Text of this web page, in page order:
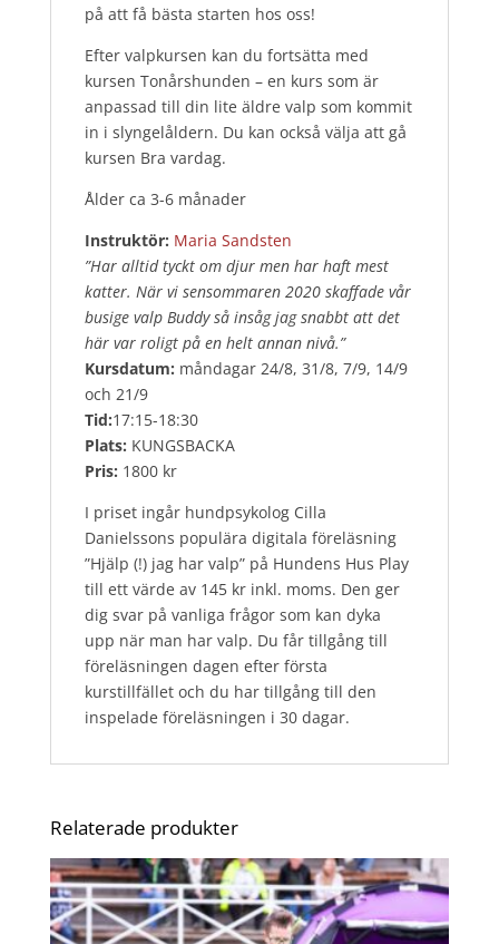
på att få bästa starten hos oss!
Efter valpkursen kan du fortsätta med
kursen Tonårshunden – en kurs som är
anpassad till din lite äldre valp som kommit
in i slyngelåldern. Du kan också välja att gå
kursen Bra vardag.
Ålder ca 3-6 månader
Instruktör: Maria Sandsten
”Har alltid tyckt om djur men har haft mest
katter. När vi sensommaren 2020 skaffade vår
busige valp Buddy så insåg jag snabbt att det
här var roligt på en helt annan nivå.”
Kursdatum: måndagar 24/8, 31/8, 7/9, 14/9
och 21/9
Tid:17:15-18:30
Plats: KUNGSBACKA
Pris: 1800 kr
I priset ingår hundpsykolog Cilla
Danielssons populära digitala föreläsning
”Hjälp (!) jag har valp” på Hundens Hus Play
till ett värde av 145 kr inkl. moms. Den ger
dig svar på vanliga frågor som kan dyka
upp när man har valp. Du får tillgång till
föreläsningen dagen efter första
kurstillfället och du har tillgång till den
inspelade föreläsningen i 30 dagar.
Relaterade produkter